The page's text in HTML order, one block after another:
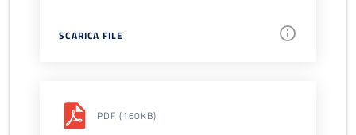
SCARICA FILE
PDF (160KB)